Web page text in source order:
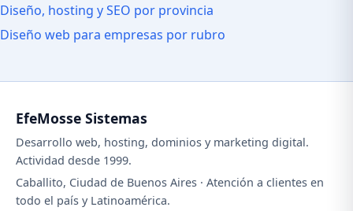
Diseño, hosting y SEO por provincia
Diseño web para empresas por rubro
EfeMosse Sistemas
Desarrollo web, hosting, dominios y marketing digital.
Actividad desde 1999.
Caballito, Ciudad de Buenos Aires · Atención a clientes en
todo el país y Latinoamérica.